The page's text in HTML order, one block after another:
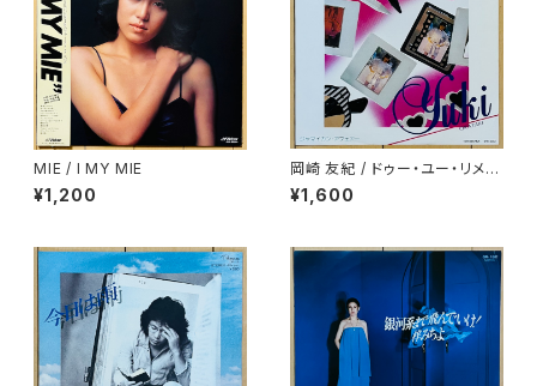
MIE / I MY MIE
¥1,200
岡崎 友紀 / ドゥー・ユー・リメン
バー・ミー
¥1,600